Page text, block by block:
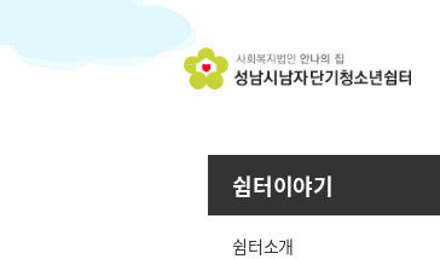
쉼터이야기
쉼터소개